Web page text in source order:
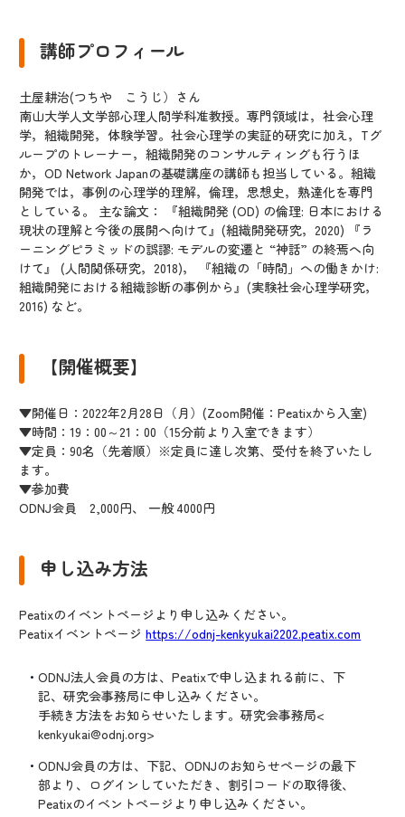
講師プロフィール
土屋耕治(つちや こうじ）さん
南山大学人文学部心理人間学科准教授。専門領域は，社会心理
学，組織開発，体験学習。社会心理学の実証的研究に加え，Tグ
ループのトレーナー，組織開発のコンサルティングも行うほ
か，OD Network Japanの基礎講座の講師も担当している。組織
開発では，事例の心理学的理解，倫理，思想史，熟達化を専門
としている。 主な論文： 『組織開発 (OD) の倫理: 日本における
現状の理解と今後の展開へ向けて』(組織開発研究，2020) 『ラ
ーニングピラミッドの誤謬: モデルの変遷と “神話” の終焉へ向
けて』 (人間関係研究，2018)， 『組織の「時間」への働きかけ:
組織開発における組織診断の事例から』(実験社会心理学研究，
2016) など。
【開催概要】
▼開催日：2022年2月28日（月）(Zoom開催：Peatixから入室)
▼時間：19：00～21：00（15分前より入室できます）
▼定員：90名（先着順）※定員に達し次第、受付を終了いたし
ます。
▼参加費
ODNJ会員 2,000円、 一般 4000円
申し込み方法
Peatixのイベントページより申し込みください。
Peatixイベントページhttps://odnj-kenkyukai2202.peatix.com
ODNJ法人会員の方は、Peatixで申し込まれる前に、下
記、研究会事務局に申し込みください。
手続き方法をお知らせいたします。研究会事務局<
kenkyukai@odnj.org>
ODNJ会員の方は、下記、ODNJのお知らせページの最下
部より、ログインしていただき、割引コードの取得後、
Peatixのイベントページより申し込みください。